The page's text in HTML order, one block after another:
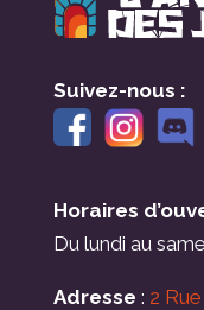
Suivez-nous :
Horaires
Du lundi au
Adresse : 2